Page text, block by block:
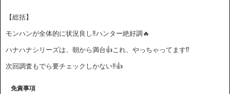
【総括】
モンハンが全体的に状況良し‼️ハンター絶好調🔥
ハナハナシリーズは、朝から満台👍これ、やっちゃってます⁉️
次回調査もでら要チェックしかない‼️👍
免責事項